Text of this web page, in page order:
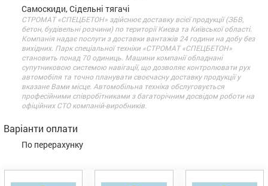
Самоскиди, Сідельні тягачі
СТРОМАТ «СПЕЦБЕТОН» здійснює доставку всієї продукції (ЗБВ,
бетон, будівельні розчини) по території Києва та Київської області.
Компанія надає послуги з доставки вантажів 24 години на добу без
вихідних. Парк спеціальної техніки «СТРОМАТ «СПЕЦБЕТОН»
становить понад 70 одиниць. Машини компанії обладнані
супутниковою системою навігації, що дозволяє контролювати рух
автомобіля та точно планувати своєчасну доставку продукції у
вказане Вами місце. Автомобільна техніка обслуговується
професійними співробітниками з багаторічним досвідом роботи на
офіційних СТО компаній-виробників.
Варіанти оплати
По перерахунку